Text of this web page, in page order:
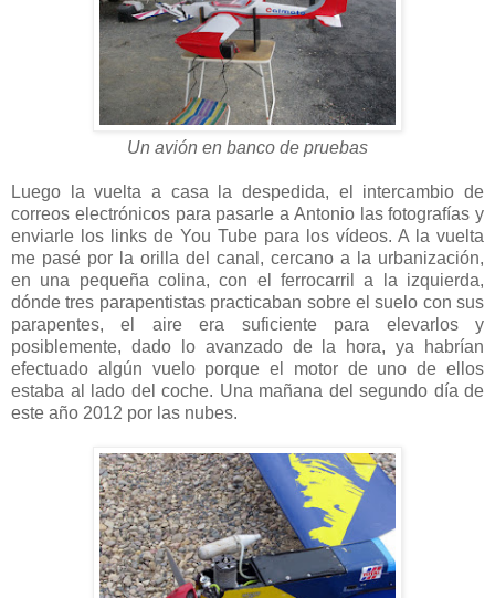
Un avión en banco de pruebas
Luego la vuelta a casa la despedida, el intercambio de
correos electrónicos para pasarle a Antonio las fotografías y
enviarle los links de You Tube para los vídeos. A la vuelta
me pasé por la orilla del canal, cercano a la urbanización,
en una pequeña colina, con el ferrocarril a la izquierda,
dónde tres parapentistas practicaban sobre el suelo con sus
parapentes, el aire era suficiente para elevarlos y
posiblemente, dado lo avanzado de la hora, ya habrían
efectuado algún vuelo porque el motor de uno de ellos
estaba al lado del coche. Una mañana del segundo día de
este año 2012 por las nubes.